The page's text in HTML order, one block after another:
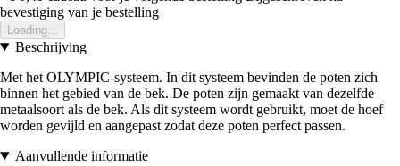
bevestiging van je bestelling
Loading...
Beschrijving
Met het OLYMPIC-systeem. In dit systeem bevinden de poten zich
binnen het gebied van de bek. De poten zijn gemaakt van dezelfde
metaalsoort als de bek. Als dit systeem wordt gebruikt, moet de hoef
worden gevijld en aangepast zodat deze poten perfect passen.
Aanvullende informatie